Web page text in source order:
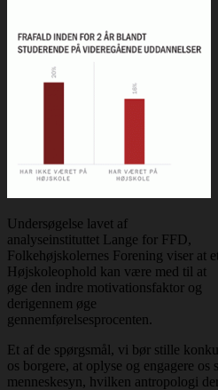
Undersøgelse lavet af
analyseinstituttet Lange for FFD,
Folkehøjskolernes Forening viser at et
Højskoleophold kan være med til at
øge den indre motivationsfaktor og
derigennem øge
gennemførelsesprocenten.
Et af de spørgsmål, vi bør stille
os borgere, at oplyse og engagere
menneskesyn, hvilken antropologi